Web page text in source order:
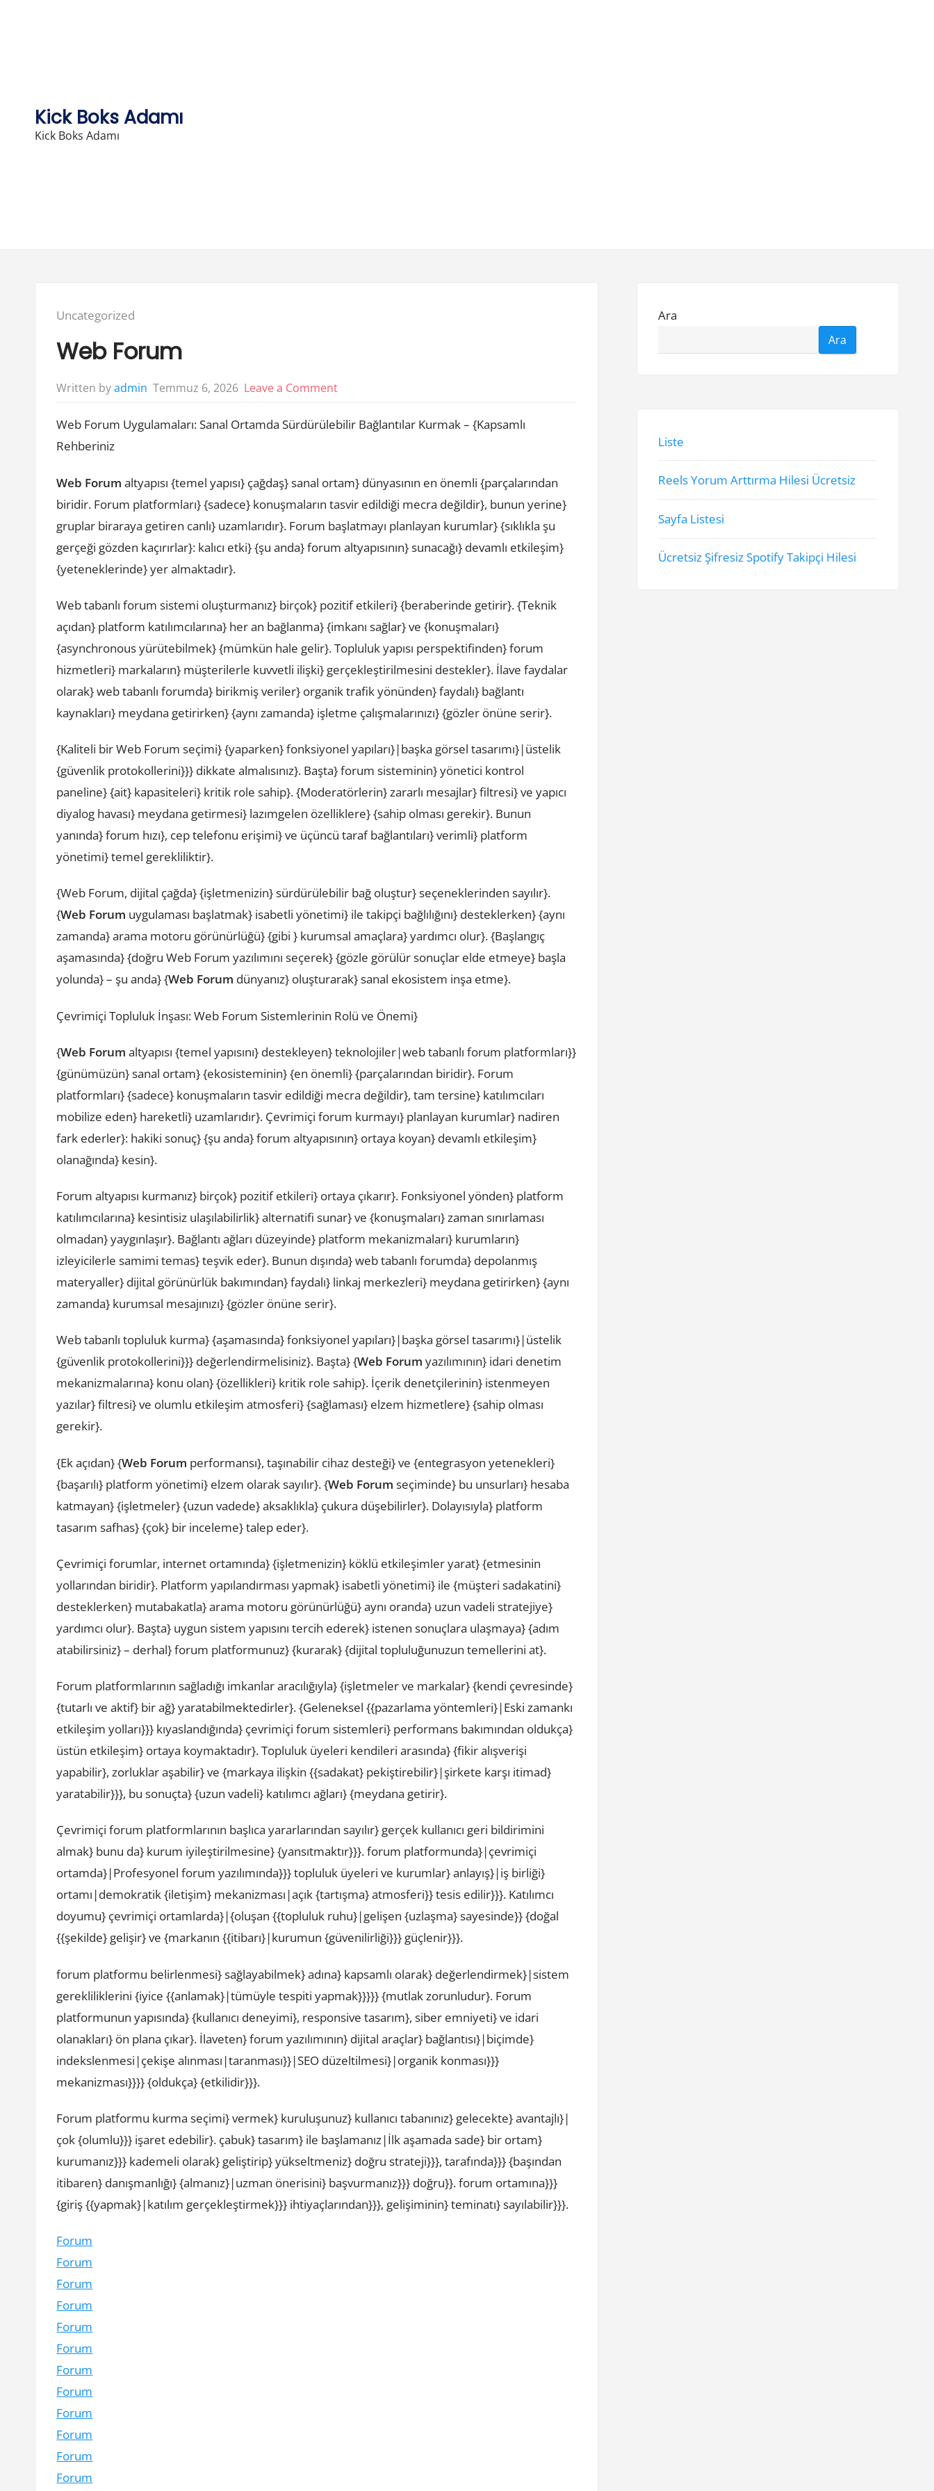
Kick Boks Adamı
Kick Boks Adamı
Posted
Uncategorized
Web Forum
Written byadmin Temmuz 6, 2026 Leave a Commenton
Forum
Web Forum Uygulamaları: Sanal Ortamda Sürdürülebilir Bağlantılar Kurmak – {Kapsamlı
Rehberiniz
Web Forum altyapısı {temel yapısı} çağdaş} sanal ortam} dünyasının en önemli {parçalarından
biridir. Forum platformları} {sadece} konuşmaların tasvir edildiği mecra değildir}, bunun yerine}
gruplar biraraya getiren canlı} uzamlarıdır}. Forum başlatmayı planlayan kurumlar} {sıklıkla şu
gerçeği gözden kaçırırlar}: kalıcı etki} {şu anda} forum altyapısının} sunacağı} devamlı etkileşim}
{yeteneklerinde} yer almaktadır}.
Web tabanlı forum sistemi oluşturmanız} birçok} pozitif etkileri} {beraberinde getirir}. {Teknik
açıdan} platform katılımcılarına} her an bağlanma} {imkanı sağlar} ve {konuşmaları}
{asynchronous yürütebilmek} {mümkün hale gelir}. Topluluk yapısı perspektifinden} forum
hizmetleri} markaların} müşterilerle kuvvetli ilişki} gerçekleştirilmesini destekler}. İlave faydalar
olarak} web tabanlı forumda} birikmiş veriler} organik trafik yönünden} faydalı} bağlantı
kaynakları} meydana getirirken} {aynı zamanda} işletme çalışmalarınızı} {gözler önüne serir}.
{Kaliteli bir Web Forum seçimi} {yaparken} fonksiyonel yapıları}|başka görsel tasarımı}|üstelik
{güvenlik protokollerini}}} dikkate almalısınız}. Başta} forum sisteminin} yönetici kontrol
paneline} {ait} kapasiteleri} kritik role sahip}. {Moderatörlerin} zararlı mesajlar} filtresi} ve yapıcı
diyalog havası} meydana getirmesi} lazımgelen özelliklere} {sahip olması gerekir}. Bunun
yanında} forum hızı}, cep telefonu erişimi} ve üçüncü taraf bağlantıları} verimli} platform
yönetimi} temel gerekliliktir}.
{Web Forum, dijital çağda} {işletmenizin} sürdürülebilir bağ oluştur} seçeneklerinden sayılır}.
{Web Forum uygulaması başlatmak} isabetli yönetimi} ile takipçi bağlılığını} desteklerken} {aynı
zamanda} arama motoru görünürlüğü} {gibi } kurumsal amaçlara} yardımcı olur}. {Başlangıç
aşamasında} {doğru Web Forum yazılımını seçerek} {gözle görülür sonuçlar elde etmeye} başla
yolunda} – şu anda} {Web Forum dünyanız} oluşturarak} sanal ekosistem inşa etme}.
Çevrimiçi Topluluk İnşası: Web Forum Sistemlerinin Rolü ve Önemi}
{Web Forum altyapısı {temel yapısını} destekleyen} teknolojiler|web tabanlı forum platformları}}
{günümüzün} sanal ortam} {ekosisteminin} {en önemli} {parçalarından biridir}. Forum
platformları} {sadece} konuşmaların tasvir edildiği mecra değildir}, tam tersine} katılımcıları
mobilize eden} hareketli} uzamlarıdır}. Çevrimiçi forum kurmayı} planlayan kurumlar} nadiren
fark ederler}: hakiki sonuç} {şu anda} forum altyapısının} ortaya koyan} devamlı etkileşim}
olanağında} kesin}.
Forum altyapısı kurmanız} birçok} pozitif etkileri} ortaya çıkarır}. Fonksiyonel yönden} platform
katılımcılarına} kesintisiz ulaşılabilirlik} alternatifi sunar} ve {konuşmaları} zaman sınırlaması
olmadan} yaygınlaşır}. Bağlantı ağları düzeyinde} platform mekanizmaları} kurumların}
izleyicilerle samimi temas} teşvik eder}. Bunun dışında} web tabanlı forumda} depolanmış
materyaller} dijital görünürlük bakımından} faydalı} linkaj merkezleri} meydana getirirken} {aynı
zamanda} kurumsal mesajınızı} {gözler önüne serir}.
Web tabanlı topluluk kurma} {aşamasında} fonksiyonel yapıları}|başka görsel tasarımı}|üstelik
{güvenlik protokollerini}}} değerlendirmelisiniz}. Başta} {Web Forum yazılımının} idari denetim
mekanizmalarına} konu olan} {özellikleri} kritik role sahip}. İçerik denetçilerinin} istenmeyen
yazılar} filtresi} ve olumlu etkileşim atmosferi} {sağlaması} elzem hizmetlere} {sahip olması
gerekir}.
{Ek açıdan} {Web Forum performansı}, taşınabilir cihaz desteği} ve {entegrasyon yetenekleri}
{başarılı} platform yönetimi} elzem olarak sayılır}. {Web Forum seçiminde} bu unsurları} hesaba
katmayan} {işletmeler} {uzun vadede} aksaklıkla} çukura düşebilirler}. Dolayısıyla} platform
tasarım safhas} {çok} bir inceleme} talep eder}.
Çevrimiçi forumlar, internet ortamında} {işletmenizin} köklü etkileşimler yarat} {etmesinin
yollarından biridir}. Platform yapılandırması yapmak} isabetli yönetimi} ile {müşteri sadakatini}
desteklerken} mutabakatla} arama motoru görünürlüğü} aynı oranda} uzun vadeli stratejiye}
yardımcı olur}. Başta} uygun sistem yapısını tercih ederek} istenen sonuçlara ulaşmaya} {adım
atabilirsiniz} – derhal} forum platformunuz} {kurarak} {dijital topluluğunuzun temellerini at}.
Forum platformlarının sağladığı imkanlar aracılığıyla} {işletmeler ve markalar} {kendi çevresinde}
{tutarlı ve aktif} bir ağ} yaratabilmektedirler}. {Geleneksel {{pazarlama yöntemleri}|Eski zamankı
etkileşim yolları}}} kıyaslandığında} çevrimiçi forum sistemleri} performans bakımından oldukça}
üstün etkileşim} ortaya koymaktadır}. Topluluk üyeleri kendileri arasında} {fikir alışverişi
yapabilir}, zorluklar aşabilir} ve {markaya ilişkin {{sadakat} pekiştirebilir}|şirkete karşı itimad}
yaratabilir}}}, bu sonuçta} {uzun vadeli} katılımcı ağları} {meydana getirir}.
Çevrimiçi forum platformlarının başlıca yararlarından sayılır} gerçek kullanıcı geri bildirimini
almak} bunu da} kurum iyileştirilmesine} {yansıtmaktır}}}. forum platformunda}|çevrimiçi
ortamda}|Profesyonel forum yazılımında}}} topluluk üyeleri ve kurumlar} anlayış}|iş birliği}
ortamı|demokratik {iletişim} mekanizması|açık {tartışma} atmosferi}} tesis edilir}}}. Katılımcı
doyumu} çevrimiçi ortamlarda}|{oluşan {{topluluk ruhu}|gelişen {uzlaşma} sayesinde}} {doğal
{{şekilde} gelişir} ve {markanın {{itibarı}|kurumun {güvenilirliği}}} güçlenir}}}.
forum platformu belirlenmesi} sağlayabilmek} adına} kapsamlı olarak} değerlendirmek}|sistem
gerekliliklerini {iyice {{anlamak}|tümüyle tespiti yapmak}}}}} {mutlak zorunludur}. Forum
platformunun yapısında} {kullanıcı deneyimi}, responsive tasarım}, siber emniyeti} ve idari
olanakları} ön plana çıkar}. İlaveten} forum yazılımının} dijital araçlar} bağlantısı}|biçimde}
indekslenmesi|çekişe alınması|taranması}}|SEO düzeltilmesi}|organik konması}}}
mekanizması}}}} {oldukça} {etkilidir}}}.
Forum platformu kurma seçimi} vermek} kuruluşunuz} kullanıcı tabanınız} gelecekte} avantajlı}|
çok {olumlu}}} işaret edebilir}. çabuk} tasarım} ile başlamanız|İlk aşamada sade} bir ortam}
kurumanız}}} kademeli olarak} geliştirip} yükseltmeniz} doğru strateji}}}, tarafında}}} {başından
itibaren} danışmanlığı} {almanız}|uzman önerisini} başvurmanız}}} doğru}}. forum ortamına}}}
{giriş {{yapmak}|katılım gerçekleştirmek}}} ihtiyaçlarından}}}, gelişiminin} teminatı} sayılabilir}}}.
Forum
Forum
Forum
Forum
Forum
Forum
Forum
Forum
Forum
Forum
Forum
Forum
Ara
Ara
Liste
Reels Yorum Arttırma Hilesi Ücretsiz
Sayfa Listesi
Ücretsiz Şifresiz Spotify Takipçi Hilesi